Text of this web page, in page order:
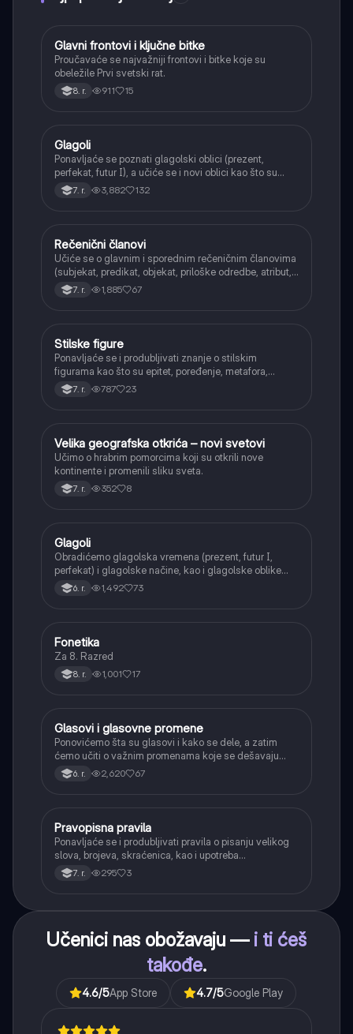
Istorija
Glavni frontovi i ključne bitke
Proučavaće se najvažniji frontovi i bitke koje su
obeležile Prvi svetski rat.
8. r. 911 15
Srpski jezik
Glagoli
Ponavljaće se poznati glagolski oblici (prezent,
perfekat, futur I), a učiće se i novi oblici kao što su
aorist, imperfekat, pluskvamperfekat, futur II, kao i
glagolski prilozi i pridevi.
7. r. 3,882 132
Srpski jezik
Rečenični članovi
Učiće se o glavnim i sporednim rečeničnim članovima
(subjekat, predikat, objekat, priloške odredbe, atribut,
apozicija) i njihovoj funkciji.
7. r. 1,885 67
Srpski jezik
Stilske figure
Ponavljaće se i produbljivati znanje o stilskim
figurama kao što su epitet, poređenje, metafora,
personifikacija, hiperbola, onomatopeja, aliteracija i
asonanca, razumevajući njihovu ulogu u tekstu.
7. r. 787 23
Istorija
Velika geografska otkrića – novi svetovi
Učimo o hrabrim pomorcima koji su otkrili nove
kontinente i promenili sliku sveta.
7. r. 352 8
Srpski jezik
Glagoli
Obradićemo glagolska vremena (prezent, futur I,
perfekat) i glagolske načine, kao i glagolske oblike
(infinitiv, glagolski pridevi i prilozi) i glagolski vid
(svršeni i nesvršeni).
6. r. 1,492 73
Srpski jezik
Fonetika
Za 8. Razred
8. r. 1,001 17
Srpski jezik
Glasovi i glasovne promene
Ponovićemo šta su glasovi i kako se dele, a zatim
ćemo učiti o važnim promenama koje se dešavaju
kada se glasovi nađu jedan pored drugog u rečima
(npr. jednačenje suglasnika po zvučnosti i mestu
6. r. 2,620 67
Srpski jezik
Pravopisna pravila
Ponavljaće se i produbljivati pravila o pisanju velikog
slova, brojeva, skraćenica, kao i upotreba
interpunkcije, sa posebnim fokusom na zarez u
složenoj rečenici.
7. r. 295 3
Učenici nas obožavaju — i ti ćeš
takođe.
4.6/5App Store 4.7/5Google Play